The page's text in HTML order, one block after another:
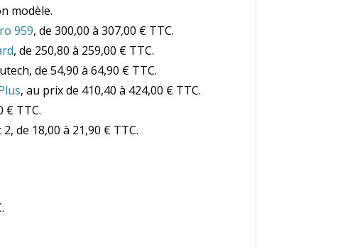
modèle.
959, de 300,00 à 307,00 € TTC.
, de 250,80 à 259,00 € TTC.
de 54,90 à 64,90 € TTC.
, au prix de 410,40 à 424,00 € TTC.
€ TTC.
de 18,00 à 21,90 € TTC.